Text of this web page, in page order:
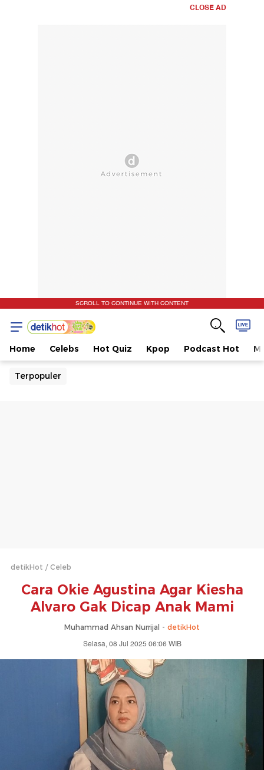
CLOSE AD
SCROLL TO CONTINUE WITH CONTENT
Home Celebs Hot Quiz Kpop Podcast Hot
Terpopuler
detikHot Celeb
Cara Okie Agustina Agar Kiesha
Alvaro Gak Dicap Anak Mami
Muhammad Ahsan Nurrijal - detikHot
Selasa, 08 Jul 2025 06:06 WIB